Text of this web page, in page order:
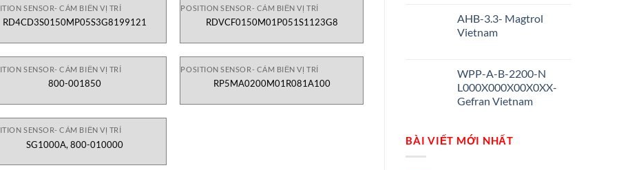
AHB-3.3- Magtrol
Vietnam
WPP-A-B-2200-N
L000X000X00X0XX-
Gefran Vietnam
BÀI VIẾT MỚI NHẤT
SENSOR- CẢM BIẾN VỊ TRÍ
RD4CD3S0150MP05S3G8199121
POSITION SENSOR- CẢM BIẾN VỊ TRÍ
RDVCF0150M01P051S1123G8
SENSOR- CẢM BIẾN VỊ TRÍ
800-001850
POSITION SENSOR- CẢM BIẾN VỊ TRÍ
RP5MA0200M01R081A100
SENSOR- CẢM BIẾN VỊ TRÍ
SG1000A, 800-010000